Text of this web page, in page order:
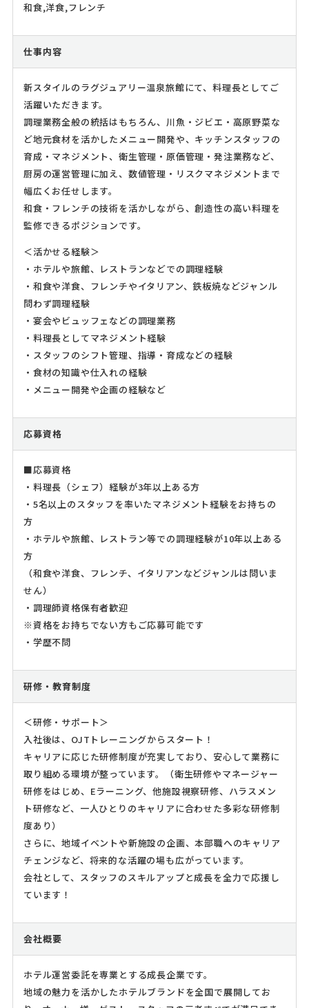
和食,洋食,フレンチ
仕事内容
新スタイルのラグジュアリー温泉旅館にて、料理長としてご
活躍いただきます。
調理業務全般の統括はもちろん、川魚・ジビエ・高原野菜な
ど地元食材を活かしたメニュー開発や、キッチンスタッフの
育成・マネジメント、衛生管理・原価管理・発注業務など、
厨房の運営管理に加え、数値管理・リスクマネジメントまで
幅広くお任せします。
和食・フレンチの技術を活かしながら、創造性の高い料理を
監修できるポジションです。
＜活かせる経験＞
・ホテルや旅館、レストランなどでの調理経験
・和食や洋食、フレンチやイタリアン、鉄板焼などジャンル
問わず調理経験
・宴会やビュッフェなどの調理業務
・料理長としてマネジメント経験
・スタッフのシフト管理、指導・育成などの経験
・食材の知識や仕入れの経験
・メニュー開発や企画の経験など
応募資格
■応募資格
・料理長（シェフ）経験が3年以上ある方
・5名以上のスタッフを率いたマネジメント経験をお持ちの
方
・ホテルや旅館、レストラン等での調理経験が10年以上ある
方
（和食や洋食、フレンチ、イタリアンなどジャンルは問いま
せん）
・調理師資格保有者歓迎
※資格をお持ちでない方もご応募可能です
・学歴不問
研修・教育制度
＜研修・サポート＞
入社後は、OJTトレーニングからスタート！
キャリアに応じた研修制度が充実しており、安心して業務に
取り組める環境が整っています。（衛生研修やマネージャー
研修をはじめ、Eラーニング、他施設視察研修、ハラスメン
ト研修など、一人ひとりのキャリアに合わせた多彩な研修制
度あり）
さらに、地域イベントや新施設の企画、本部職へのキャリア
チェンジなど、将来的な活躍の場も広がっています。
会社として、スタッフのスキルアップと成長を全力で応援し
ています！
会社概要
ホテル運営委託を専業とする成長企業です。
地域の魅力を活かしたホテルブランドを全国で展開してお